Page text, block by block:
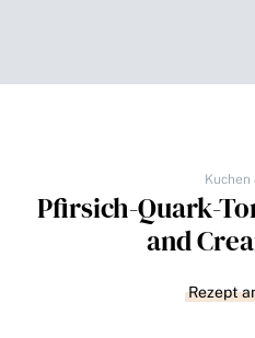
Kuchen
Pfirsich-Quark-
and
Rezept